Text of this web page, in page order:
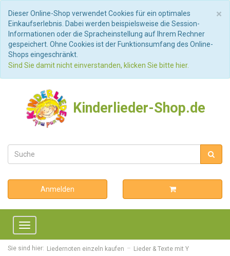
×
Dieser Online-Shop verwendet Cookies für ein optimales
Einkaufserlebnis. Dabei werden beispielsweise die Session-
Informationen oder die Spracheinstellung auf Ihrem Rechner
gespeichert. Ohne Cookies ist der Funktionsumfang des Online-
Shops eingeschränkt.
Sind Sie damit nicht einverstanden, klicken Sie bitte hier.
Kinderlieder-Shop.de
Anmelden
Toggle
navigation
Sie sind hier: Liedernoten einzeln kaufen Lieder & Texte mit Y